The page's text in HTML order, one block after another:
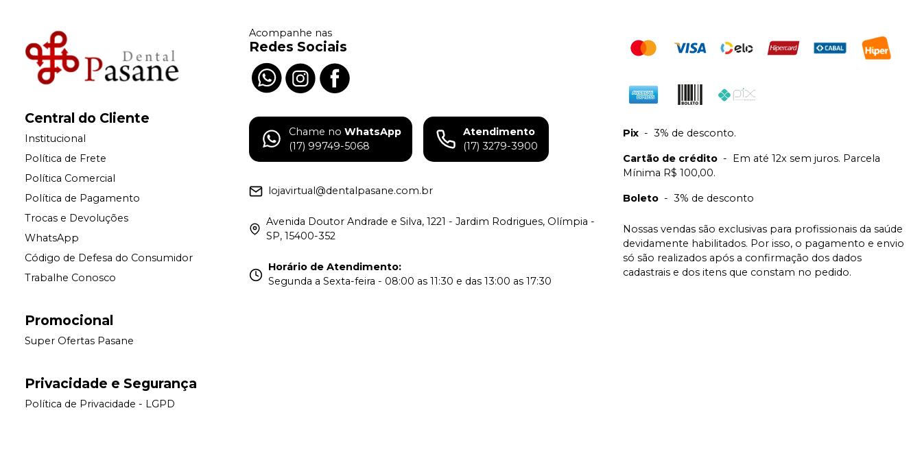
Central do Cliente
Institucional
Política de Frete
Política Comercial
Política de Pagamento
Trocas e Devoluções
WhatsApp
Código de Defesa do Consumidor
Trabalhe Conosco
Promocional
Super Ofertas Pasane
Privacidade e Segurança
Política de Privacidade - LGPD
Acompanhe nas
Redes Sociais
Chame no WhatsApp
(17) 99749-5068
Atendimento
(17) 3279-3900
lojavirtual@dentalpasane.com.br
Avenida Doutor Andrade e Silva, 1221 - Jardim Rodrigues, Olímpia -
SP, 15400-352
Horário de Atendimento:
Segunda a Sexta-feira - 08:00 as 11:30 e das 13:00 as 17:30
Pix - 3% de desconto.
Cartão de crédito - Em até 12x sem juros. Parcela
Mínima R$ 100,00.
Boleto - 3% de desconto
Nossas vendas são exclusivas para profissionais da saúde
devidamente habilitados. Por isso, o pagamento e envio
só são realizados após a confirmação dos dados
cadastrais e dos itens que constam no pedido.